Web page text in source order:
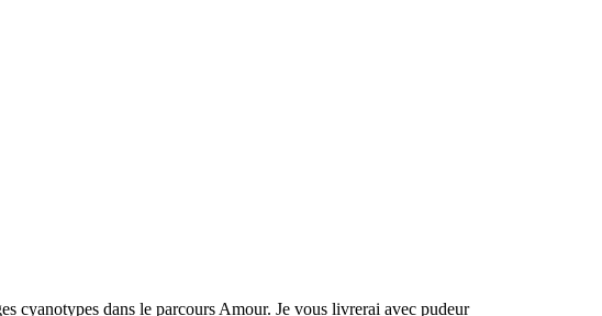
cyanotypes dans le parcours Amour. Je vous livrerai avec pudeur